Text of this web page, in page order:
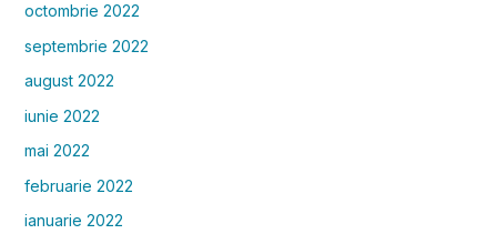
octombrie 2022
septembrie 2022
august 2022
iunie 2022
mai 2022
februarie 2022
ianuarie 2022